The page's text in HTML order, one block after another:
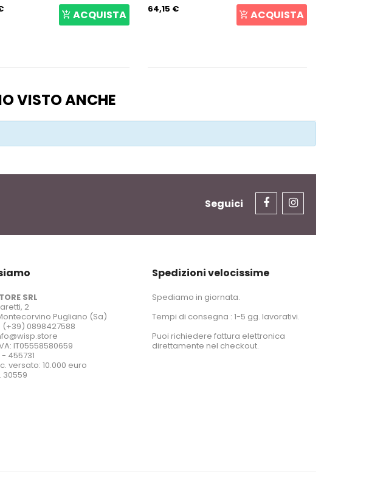
ACQUISTA
64,15 €
ACQUISTA
VISTO ANCHE
Seguici
SRL
2
Pugliano (Sa)
(+39) 0898427588
IT05558580659
- 455731
versato: 10.000 euro
30559
Spedizioni velocissime
Spediamo in giornata.
Tempi di consegna : 1-5 gg. lavorativi.
Puoi richiedere fattura elettronica
direttamente nel checkout.